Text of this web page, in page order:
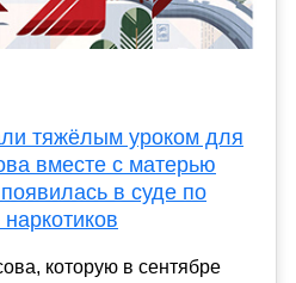
тяжёлым уроком для
вместе с матерью
в суде по
которую в сентябре